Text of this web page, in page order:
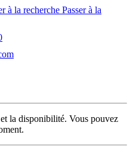
à la recherche Passer à la
la disponibilité. Vous pouvez